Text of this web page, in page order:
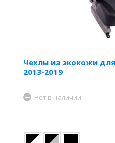
Чехлы из экокожи
2013-2019
Нет в наличии